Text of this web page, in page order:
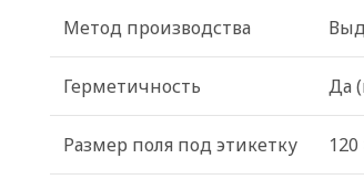
Метод производства
Герметичность Да
Размер поля под этикетку